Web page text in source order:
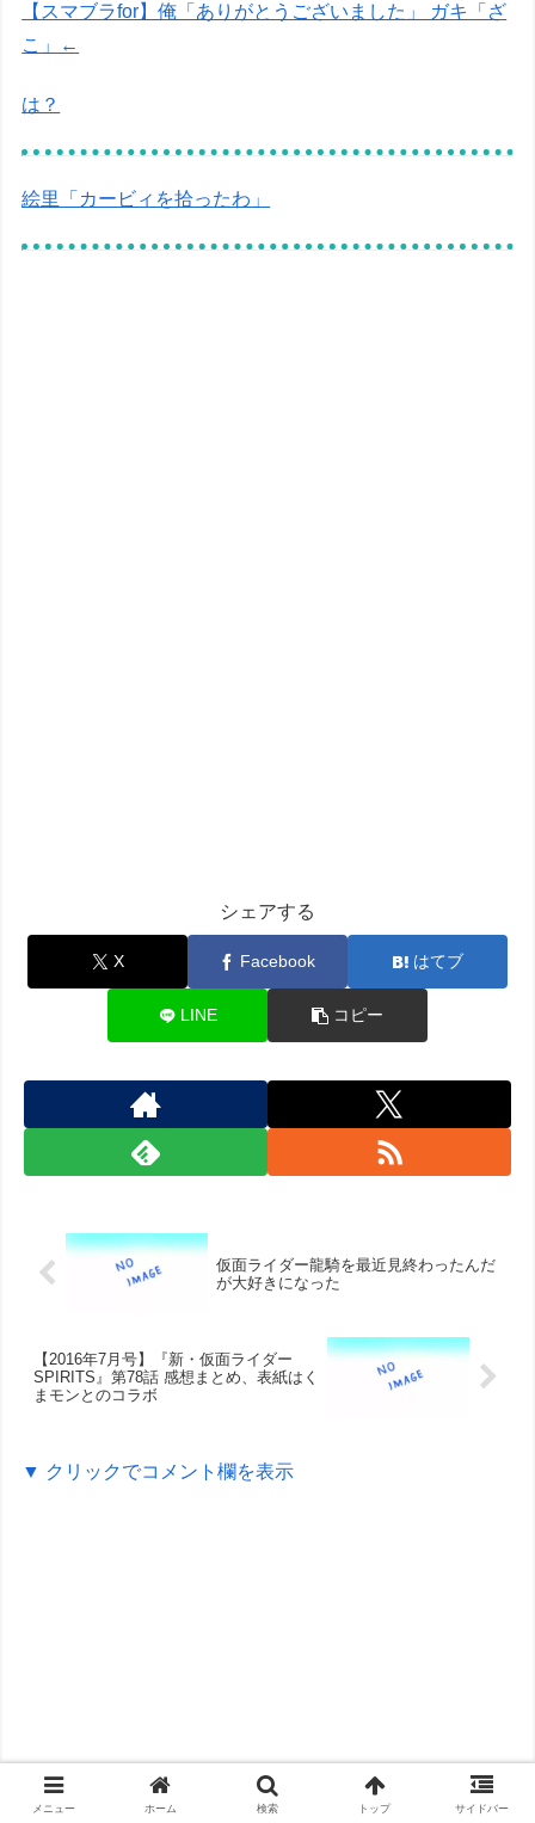
【スマブラfor】俺「ありがとうございました」 ガキ「ざ
こ」←
は？
絵里「カービィを拾ったわ」
シェアする
X Facebook はてブ
LINE コピー
仮面ライダー龍騎を最近見終わったんだ
が大好きになった
【2016年7月号】『新・仮面ライダー
SPIRITS』第78話 感想まとめ、表紙はく
まモンとのコラボ
▼ クリックでコメント欄を表示
メニュー ホーム 検索 トップ サイドバー